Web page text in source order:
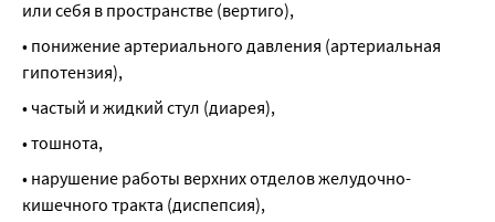
или себя в пространстве (вертиго),
• понижение артериального давления (артериальная
гипотензия),
• частый и жидкий стул (диарея),
• тошнота,
• нарушение работы верхних отделов желудочно-
кишечного тракта (диспепсия),